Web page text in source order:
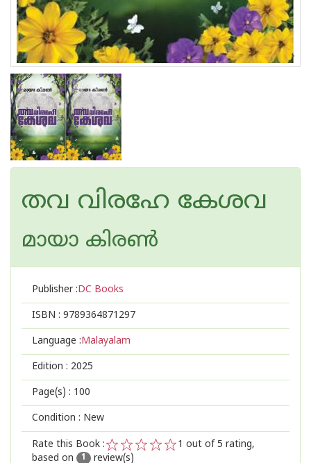
തവ വിരഹേ കേശവ
മായാ കിരണ്‍
Publisher :DC Books
ISBN : 9789364871297
Language :Malayalam
Edition : 2025
Page(s) : 100
Condition : New
Rate this Book :
2
1
1 out of 5 rating,
based on
1 review(s)